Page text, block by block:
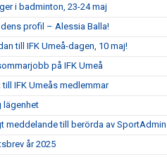
i badminton, 23-24 maj
profil – Alessia Balla!
till IFK Umeå-dagen, 10 maj!
på IFK Umeå
till IFK Umeås medlemmar
lägenhet
meddelande till berörda av
år 2025